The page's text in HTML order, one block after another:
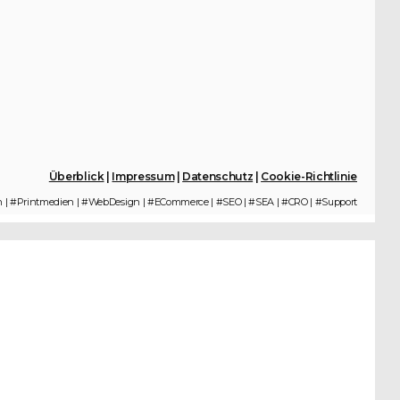
Überblick | Impressum| Datenschutz | Cookie-Richtlinie
| #Printmedien | #WebDesign | #ECommerce | #SEO | #SEA | #CRO | #Support